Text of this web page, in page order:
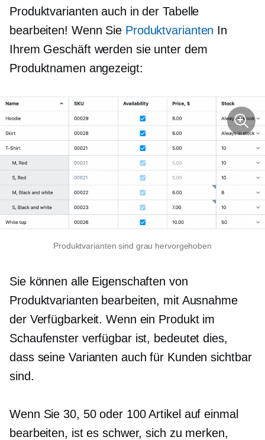
Produktvarianten auch in der Tabelle
bearbeiten! Wenn Sie Produktvarianten In
Ihrem Geschäft werden sie unter dem
Produktnamen angezeigt:
Produktvarianten sind grau hervorgehoben
Sie können alle Eigenschaften von
Produktvarianten bearbeiten, mit Ausnahme
der Verfügbarkeit. Wenn ein Produkt im
Schaufenster verfügbar ist, bedeutet dies,
dass seine Varianten auch für Kunden sichtbar
sind.
Wenn Sie 30, 50 oder 100 Artikel auf einmal
bearbeiten, ist es schwer, sich zu merken,